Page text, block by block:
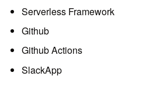
Serverless Framework
Github
Github Actions
SlackApp